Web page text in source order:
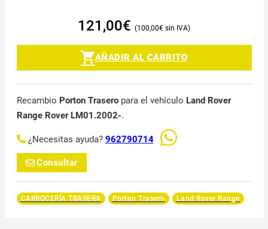
121,00€ 100,00€
AÑADIR AL CARRITO
Recambio Porton Traseropara el vehículo Land Rover
Range Rover LM01.2002-.
¿Necesitas ayuda? 962790714
Consultar
CARROCERÍA TRASERA Porton Trasero Land Rover Range